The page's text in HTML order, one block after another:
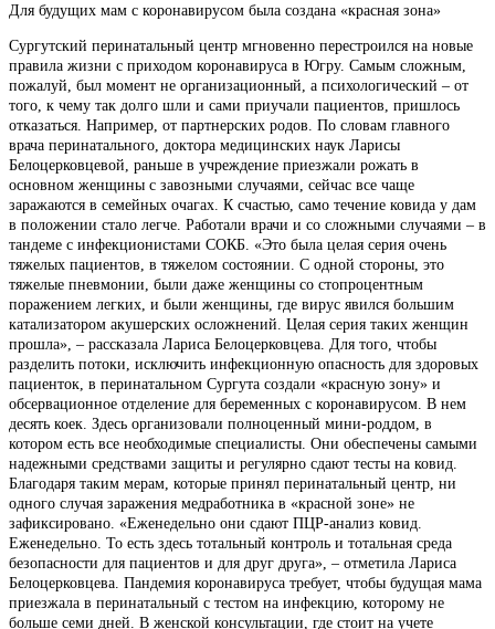
Для будущих мам с коронавирусом была создана «красная зона»
Сургутский перинатальный центр мгновенно перестроился на новые
правила жизни с приходом коронавируса в Югру. Самым сложным,
пожалуй, был момент не организационный, а психологический – от
того, к чему так долго шли и сами приучали пациентов, пришлось
отказаться. Например, от партнерских родов. По словам главного
врача перинатального, доктора медицинских наук Ларисы
Белоцерковцевой, раньше в учреждение приезжали рожать в
основном женщины с завозными случаями, сейчас все чаще
заражаются в семейных очагах. К счастью, само течение ковида у дам
в положении стало легче. Работали врачи и со сложными случаями – в
тандеме с инфекционистами СОКБ. «Это была целая серия очень
тяжелых пациентов, в тяжелом состоянии. С одной стороны, это
тяжелые пневмонии, были даже женщины со стопроцентным
поражением легких, и были женщины, где вирус явился большим
катализатором акушерских осложнений. Целая серия таких женщин
прошла», – рассказала Лариса Белоцерковцева. Для того, чтобы
разделить потоки, исключить инфекционную опасность для здоровых
пациенток, в перинатальном Сургута создали «красную зону» и
обсервационное отделение для беременных с коронавирусом. В нем
десять коек. Здесь организовали полноценный мини-роддом, в
котором есть все необходимые специалисты. Они обеспечены самыми
надежными средствами защиты и регулярно сдают тесты на ковид.
Благодаря таким мерам, которые принял перинатальный центр, ни
одного случая заражения медработника в «красной зоне» не
зафиксировано. «Еженедельно они сдают ПЦР-анализ ковид.
Еженедельно. То есть здесь тотальный контроль и тотальная среда
безопасности для пациентов и для друг друга», – отметила Лариса
Белоцерковцева. Пандемия коронавируса требует, чтобы будущая мама
приезжала в перинатальный с тестом на инфекцию, которому не
больше семи дней. В женской консультации, где стоит на учете